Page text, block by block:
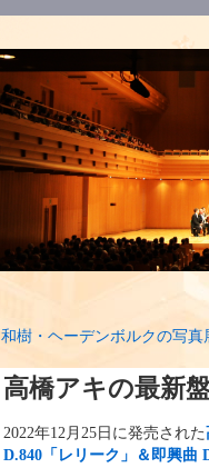
和樹・ヘーデンボルクの写
高橋アキの最新
2022年12月25日に発売された
D.840「レリーク」＆即興曲